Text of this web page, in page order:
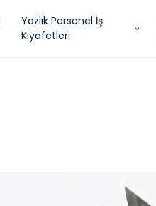
Yazlık Personel İş
Kıyafetleri